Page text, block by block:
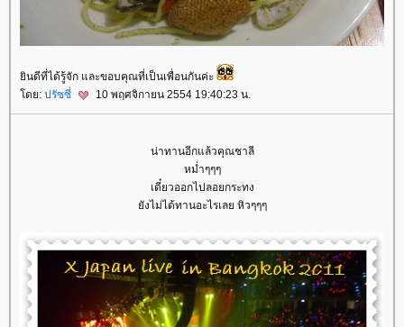
ินดีที่ได้รู้จัก และขอบคุณที่เป็นเพื่อนกันค่ะ
ดย: ปรัซซี่ 10 พฤศจิกายน 2554 19:40:23 น.
น่าทานอีกแล้วคุณชาลี
หม่ำๆๆๆ
เดี๋ยวออกไปลอยกระทง
ังไม่ได้ทานอะไรเลย หิวๆๆๆ